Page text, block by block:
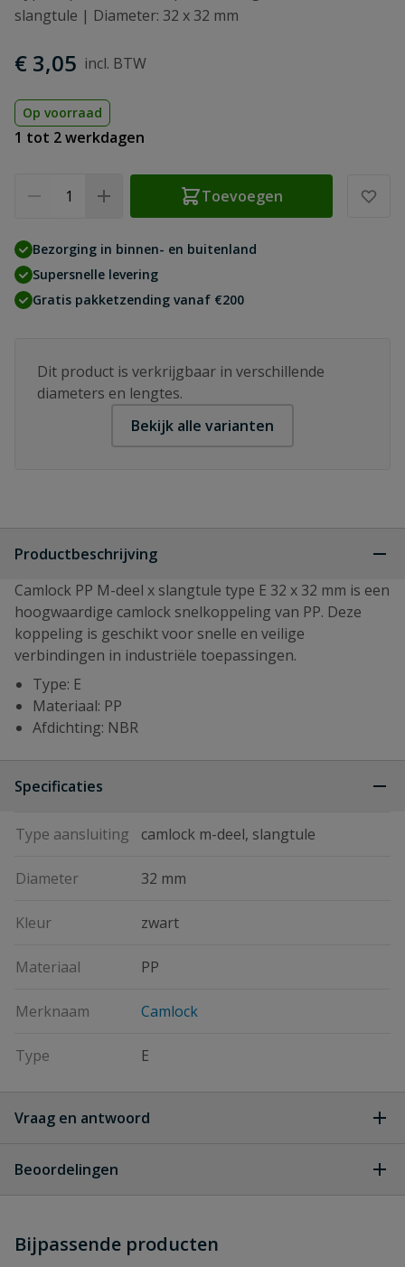
slangtule | Diameter: 32 x 32 mm
€ 3,05
Op voorraad
1 tot 2 werkdagen
Toevoegen
Bezorging in binnen- en buitenland
Supersnelle levering
Gratis pakketzending vanaf €200
Dit product is verkrijgbaar in verschillende
diameters en lengtes.
Bekijk alle varianten
Productbeschrijving
Camlock PP M-deel x slangtule type E 32 x 32 mm is een
hoogwaardige camlock snelkoppeling van PP. Deze
koppeling is geschikt voor snelle en veilige
verbindingen in industriële toepassingen.
Type: E
Materiaal: PP
Afdichting: NBR
Specificaties
Type aansluiting camlock m-deel, slangtule
Diameter 32 mm
Kleur zwart
Materiaal PP
Merknaam Camlock
Type E
Vraag en antwoord
dit product?
Beoordelingen
Schrijf zelf een beoordeling
Bijpassende producten